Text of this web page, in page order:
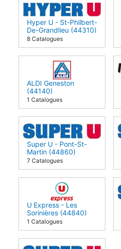
Hyper U - St-Philbert-
De-Grandlieu (44310)
8 Catalogues
ALDI Geneston
(44140)
1 Catalogues
Super U - Pont-St-
Martin (44860)
7 Catalogues
U Express - Les
Sorinières (44840)
1 Catalogues